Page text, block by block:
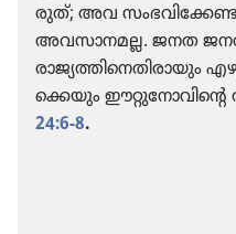
രുത്‌; അവ
അവസാ​നമല്ല. ജനത
രാജ്യ​ത്തി​നെ​തി​രാ​യും
ക്കെ​യും ഈറ്റു​നോ​വി​ന്റെ
24:6-8.